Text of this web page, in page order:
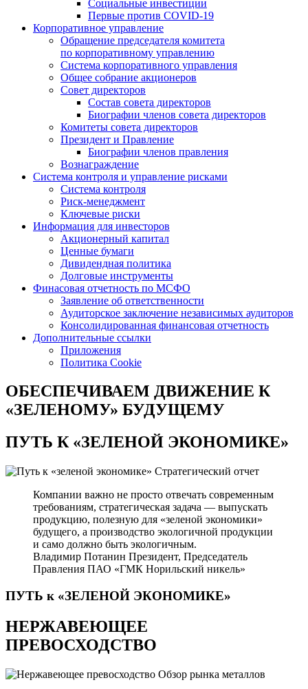
Социальные инвестиции
Первые против COVID‑19
Корпоративное управление
Обращение председателя комитета
по корпоративному управлению
Система корпоративного управления
Общее собрание акционеров
Совет директоров
Состав совета директоров
Биографии членов совета директоров
Комитеты совета директоров
Президент и Правление
Биографии членов правления
Вознаграждение
Система контроля и управление рисками
Система контроля
Риск-менеджмент
Ключевые риски
Информация для инвесторов
Акционерный капитал
Ценные бумаги
Дивидендная политика
Долговые инструменты
Финасовая отчетность по МСФО
Заявление об ответственности
Аудиторское заключение независимых аудиторов
Консолидированная финансовая отчетность
Дополнительные ссылки
Приложения
Политика Cookie
ОБЕСПЕЧИВАЕМ ДВИЖЕНИЕ К
«ЗЕЛЕНОМУ» БУДУЩЕМУ
ПУТЬ К«ЗЕЛЕНОЙ ЭКОНОМИКЕ»
Стратегический отчет
Компании важно не просто отвечать современным
требованиям, стратегическая задача — выпускать
продукцию, полезную для «зеленой экономики»
будущего, а производство экологичной продукции
и само должно быть экологичным.
Владимир Потанин Президент, Председатель
Правления ПАО «ГМК Норильский никель»
ПУТЬ к «ЗЕЛЕНОЙ ЭКОНОМИКЕ»
НЕРЖАВЕЮЩЕЕ
ПРЕВОСХОДСТВО
Обзор рынка металлов